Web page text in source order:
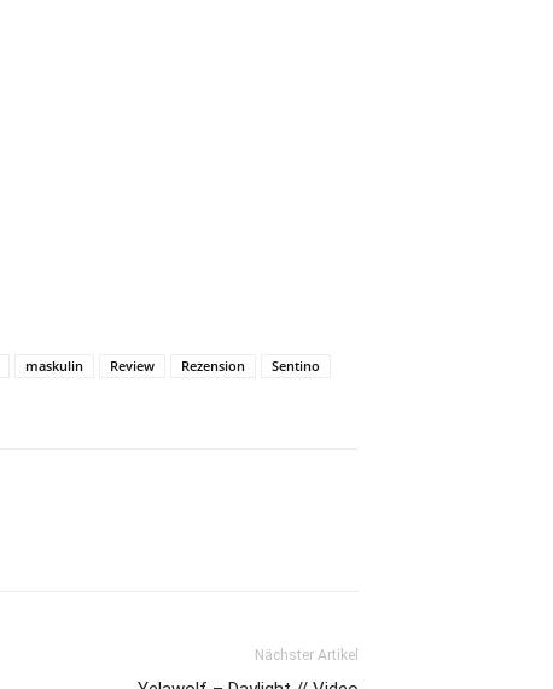
maskulin Review Rezension
Sentino
Nächster Artikel